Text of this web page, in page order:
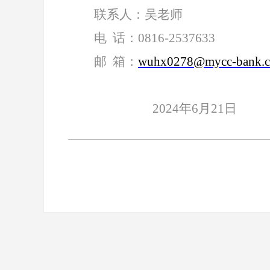
联系人：吴老师
电 话： 0816-2537633
邮 箱： wuhx0278@mycc-
2024年6月21日